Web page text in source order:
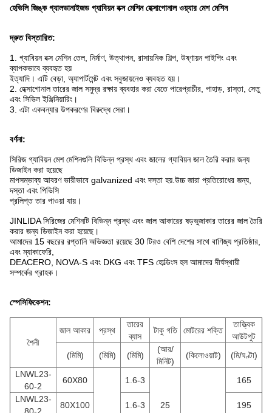
হেভিলি জিঙ্ক গ্যালভানাইজড গ্যাবিয়ন বক্স মেশিন হেক্সাগোনাল ওয়্যার মেশ মেশিন
দ্রুত বিস্তারিত:
1. গ্যাবিয়ন বক্স মেশিন তেল, নির্মাণ, উত্থাপন, রাসায়নিক শিল্প, উষ্ণায়ন পাইপিং এবং
ব্যাপকভাবে ব্যবহৃত হয়
ইত্যাদি। এটি বেড়া, অ্যাপার্টমেন্ট এবং সবুজায়নেও ব্যবহৃত হয়।
2. হেক্সাগোনাল তারের জাল সমুদ্র রক্ষায় ব্যবহার করা যেতে পারেপ্রাচীর, পাহাড়, রাস্তা, সেতু
এবং সিভিল ইঞ্জিনিয়ারিং।
3. এটা একবন্যার উপকরণের বিরুদ্ধে সেরা।
বর্ণনা:
সিরিজ গ্যাবিয়ন মেশ মেশিনগুলি বিভিন্ন প্রস্থ এবং জালের গ্যাবিয়ন জাল তৈরি করার জন্য
ডিজাইন করা হয়েছে
মাপসম্ভাব্য আবরণ ভারীভাবে galvanized এবং দস্তা হয়.উচ্চ জারা প্রতিরোধের জন্য,
দস্তা এবং পিভিসি
প্রলিপ্ত তার পাওয়া যায়।
JINLIDA সিরিজের মেশিনটি বিভিন্ন প্রস্থ এবং জাল আকারের ষড়ভুজাকার তারের জাল তৈরি
করার জন্য ডিজাইন করা হয়েছে।
আমাদের 15 বছরের রপ্তানি অভিজ্ঞতা রয়েছে 30 টিরও বেশি দেশের সাথে বাণিজ্য প্রতিষ্ঠার,
এবং ম্যাকাফেরি,
DEACERO, NOVA-S এবং DKG এবং TFS হোল্ডিংস হল আমাদের দীর্ঘস্থায়ী
সম্পর্কের গ্রাহক।
স্পেসিফিকেশন:
শৈলী
জাল আকার প্রস্থ
তারের
ব্যাস
টাকু গতি মোটরের শক্তি
তাত্ত্বিক
আউটপুট
(মিমি)
(মিমি) (মিমি)
(আর/
মিনিট)
(কিলোওয়াট)
(মি/ঘণ্টা)
LNWL23-
60-2
60X80 1.6-3
25
165
LNWL23-
80X100 1.6-3
195